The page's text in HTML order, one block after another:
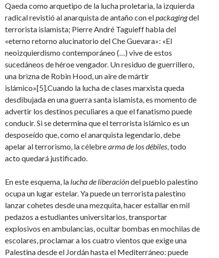
Qaeda como arquetipo de la lucha proletaria, la izquierda
radical revistió al anarquista de antaño con elpackagingdel
terrorista islamista; Pierre André Taguieff habla del
«eterno retorno alucinatorio del Che Guevara»: «El
neoizquierdismo contemporáneo (…) vive de estos
sucedáneos de héroe vengador. Un residuo de guerrillero,
una brizna de Robin Hood, un aire de mártir
islámico»[5].Cuando la lucha de clases marxista queda
desdibujada en una guerra santa islamista, es momento de
advertir los destinos peculiares a que el fanatismo puede
conducir. Si se determina que el terrorista islámico es un
desposeído que, como el anarquista legendario, debe
apelar al terrorismo, la célebrearma de los débiles , todo
acto quedará justificado.
En este esquema, la lucha de liberacióndel pueblo palestino
ocupa un lugar estelar. Ya puede un terrorista palestino
lanzar cohetes desde una mezquita, hacer estallar en mil
pedazos a estudiantes universitarios, transportar
explosivos en ambulancias, ocultar bombas en mochilas de
escolares, proclamar a los cuatro vientos que exige una
Palestina desde el Jordán hasta el Mediterráneo: puede